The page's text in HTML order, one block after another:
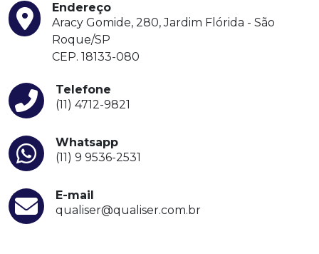
Endereço
Aracy Gomide, 280, Jardim Flórida - São
Roque/SP
CEP. 18133-080
Telefone
(11) 4712-9821
Whatsapp
(11) 9 9536-2531
E-mail
qualiser@qualiser.com.br